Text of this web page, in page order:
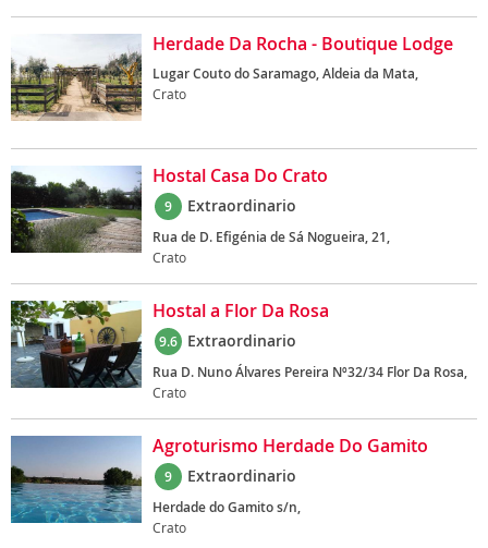
Herdade Da Rocha - Boutique Lodge
Lugar Couto do Saramago, Aldeia da Mata,
Crato
Hostal Casa Do Crato
9 Extraordinario
Rua de D. Efigénia de Sá Nogueira, 21,
Crato
Hostal a Flor Da Rosa
9.6 Extraordinario
Rua D. Nuno Álvares Pereira Nº32/34 Flor Da Rosa,
Crato
Agroturismo Herdade Do Gamito
9 Extraordinario
Herdade do Gamito s/n,
Crato